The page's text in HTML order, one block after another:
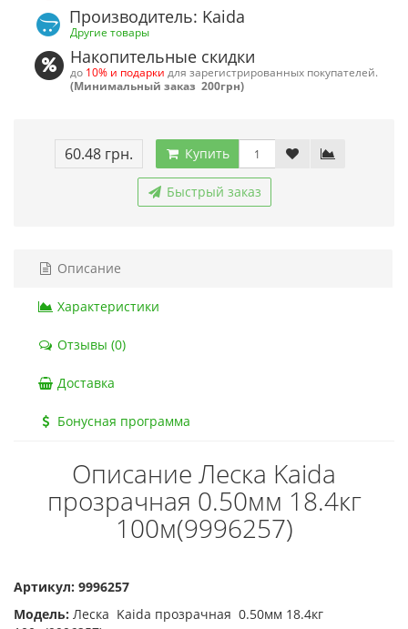
Производитель: Kaida
Другие товары
Накопительные скидки
до 10% и подарки для зарегистрированных покупателей.
(Минимальный заказ 200грн)
60.48 грн. Купить
Быстрый заказ
Описание
Характеристики
Отзывы (0)
Доставка
Бонусная программа
Описание Леска Kaida
прозрачная 0.50мм 18.4кг
100м(9996257)
Артикул: 9996257
Модель: Леска Kaida прозрачная 0.50мм 18.4кг